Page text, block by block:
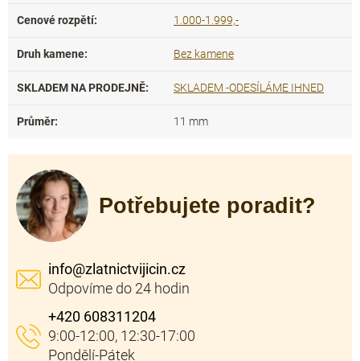
Cenové rozpětí: 1.000-1.999,-
Druh kamene: Bez kamene
SKLADEM NA PRODEJNĚ: SKLADEM -ODESÍLÁME IHNED
Průměr: 11 mm
Potřebujete poradit?
info@zlatnictvijicin.cz
+420 608311204